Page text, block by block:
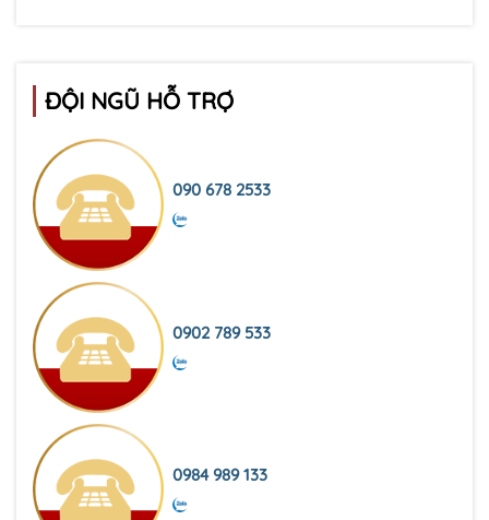
ĐỘI NGŨ HỖ TRỢ
090 678 2533
0902 789 533
0984 989 133